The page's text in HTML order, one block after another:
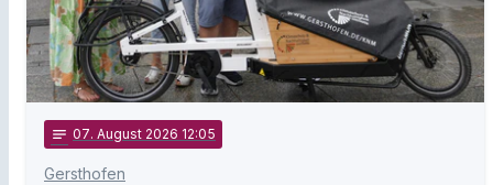
notes 07. August 2026 12:05
Gersthofen